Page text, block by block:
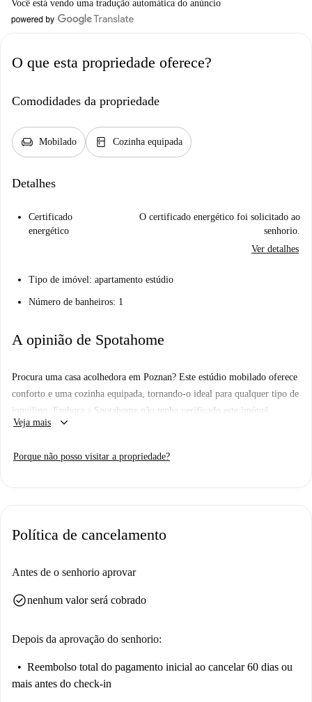
Você está vendo uma tradução automática do anúncio
O que esta propriedade oferece?
Comodidades da propriedade
chair Mobilado kitchen Cozinha equipada
Detalhes
Certificado
energético
O certificado energético foi solicitado ao
senhorio.
Ver detalhes
Tipo de imóvel: apartamento estúdio
Número de banheiros: 1
A opinião de Spotahome
Procura uma casa acolhedora em Poznan? Este estúdio mobilado oferece
conforto e uma cozinha equipada, tornando-o ideal para qualquer tipo de
inquilino. Embora a Spotahome não tenha verificado este imóvel
pessoalmente, tenha a certeza de que todos os proprietários passam por
Veja mais keyboard_arrow_down
Porque não posso visitar a propriedade?
Política de cancelamento
Antes de o senhorio aprovar
check_circlenenhum valor será cobrado
Depois da aprovação do senhorio:
Reembolso total do pagamento inicial ao cancelar 60 dias ou
mais antes do check-in